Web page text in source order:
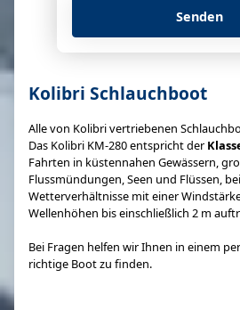
Senden
Kolibri Schlauchboot
Alle von Kolibri vertriebenen
Das Kolibri KM-280 entspricht der
Fahrten in küstennahen Gewässern,
Flussmündungen, Seen und Flüssen,
Wetterverhältnisse mit einer
Wellenhöhen bis einschließlich 2 m
Bei Fragen helfen wir Ihnen in einem
richtige Boot zu finden.